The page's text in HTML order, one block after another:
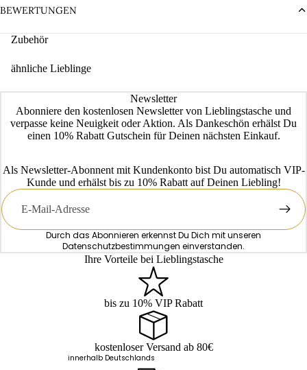
BEWERTUNGEN
Zubehör
ähnliche Lieblinge
Newsletter
Abonniere den kostenlosen Newsletter von Lieblingstasche und
verpasse keine Neuigkeit oder Aktion. Als Dankeschön erhälst Du
einen 10% Rabatt Gutschein für Deinen nächsten Einkauf.
Als Newsletter-Abonnent mit Kundenkonto bist Du automatisch VIP-
Kunde und erhälst bis zu 10% Rabatt auf Deinen Liebling!
E-
Mail
Durch das Abonnieren erkennst Du Dich mit unseren
Datenschutzbestimmungen einverstanden.
Ihre Vorteile bei Lieblingstasche
bis zu 10% VIP Rabatt
kostenloser Versand ab 80€
innerhalb Deutschlands